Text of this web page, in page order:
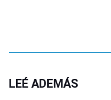
LEÉ ADEMÁS